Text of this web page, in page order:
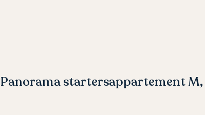
startersappartement M,